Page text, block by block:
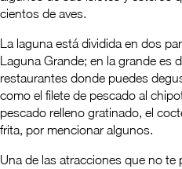
cientos de aves.
La laguna está dividida en dos
Laguna Grande; en la grande es
restaurantes donde puedes
como el filete de pescado al
pescado relleno gratinado, el
frita, por mencionar algunos.
Una de las atracciones que no te